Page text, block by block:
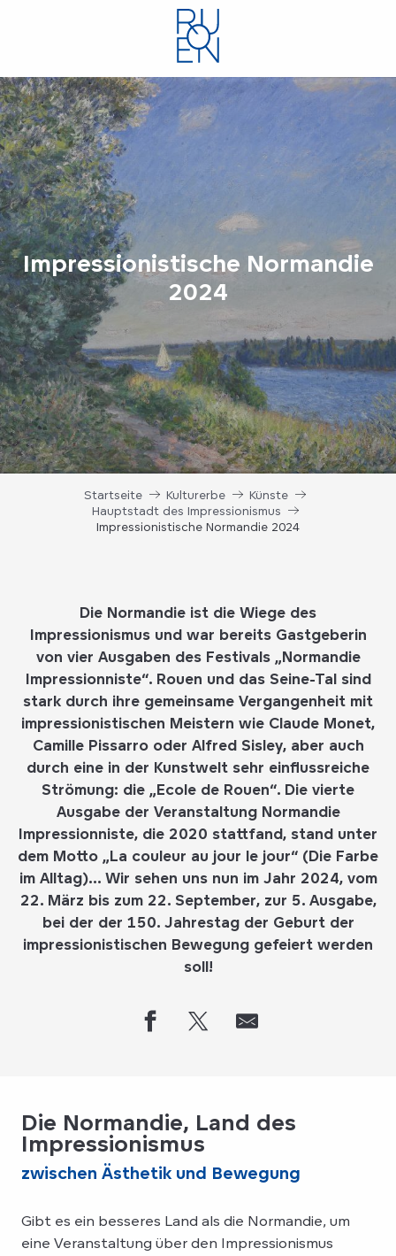
principal
Impressionistische Normandie
2024
Startseite Kulturerbe
Künste
Hauptstadt des Impressionismus
Impressionistische Normandie 2024
Die Normandie ist die Wiege des
Impressionismus und war bereits Gastgeberin
von vier Ausgaben des Festivals „Normandie
Impressionniste“. Rouen und das Seine-Tal sind
stark durch ihre gemeinsame Vergangenheit mit
impressionistischen Meistern wie Claude Monet,
Camille Pissarro oder Alfred Sisley, aber auch
durch eine in der Kunstwelt sehr einflussreiche
Strömung: die „Ecole de Rouen“. Die vierte
Ausgabe der Veranstaltung Normandie
Impressionniste, die 2020 stattfand, stand unter
dem Motto „La couleur au jour le jour“ (Die Farbe
im Alltag)… Wir sehen uns nun im Jahr 2024, vom
22. März bis zum 22. September, zur 5. Ausgabe,
bei der der 150. Jahrestag der Geburt der
impressionistischen Bewegung gefeiert werden
soll!
Die Normandie, Land des
Impressionismus
zwischen Ästhetik und Bewegung
Gibt es ein besseres Land als die Normandie, um
eine Veranstaltung über den Impressionismus